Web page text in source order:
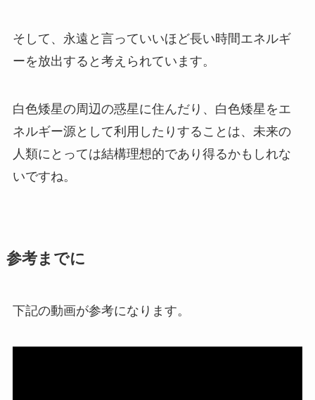
そして、永遠と言っていいほど長い時間エネルギ
ーを放出すると考えられています。
白色矮星の周辺の惑星に住んだり、白色矮星をエ
ネルギー源として利用したりすることは、未来の
人類にとっては結構理想的であり得るかもしれな
いですね。
参考までに
下記の動画が参考になります。